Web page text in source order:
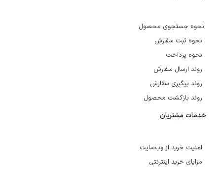
نحوه جستجوی محصول
نحوه ثبت سفارش
نحوه پرداخت
روند ارسال سفارش
روند پیگیری سفارش
روند بازگشت محصول
خدمات مشتریان
امنیت خرید از وب‌سایت
مزایای خرید اینترنتی